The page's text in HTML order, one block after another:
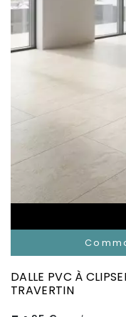
DALLE PVC À
TRAVERTIN